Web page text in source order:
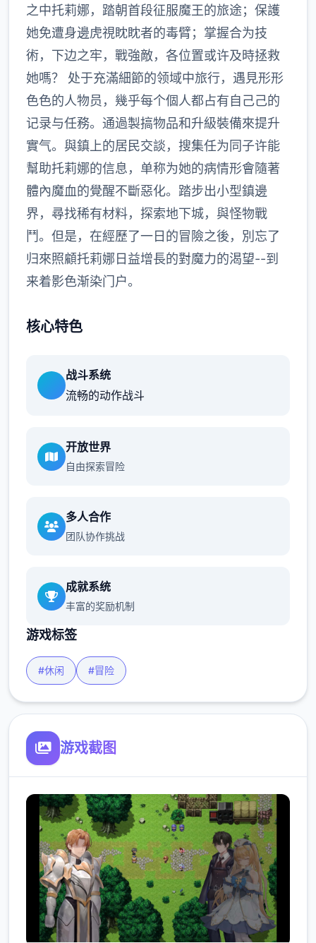
之中托莉娜，踏朝首段征服魔王的旅途；保護
她免遭身邊虎視眈眈者的毒臂；掌握合为技
術，下边之牢，戰強敵，各位置或许及時拯救
她嗎？ 处于充滿細節的领域中旅行，遇見形形
色色的人物员，幾乎每个個人都占有自己己的
记录与任務。通過製搞物品和升級裝備來提升
實气。與鎮上的居民交談，搜集任为同子许能
幫助托莉娜的信息，单称为她的病情形會隨著
體內魔血的覺醒不斷惡化。踏步出小型鎮邊
界，尋找稀有材料，探索地下城，與怪物戰
鬥。但是，在經歷了一日的冒險之後，別忘了
归來照顧托莉娜日益增長的對魔力的渴望--到
来着影色渐染门户。
核心特色
战斗系统
流畅的动作战斗
开放世界
自由探索冒险
多人合作
团队协作挑战
成就系统
丰富的奖励机制
游戏标签
#休闲 #冒险
游戏截图